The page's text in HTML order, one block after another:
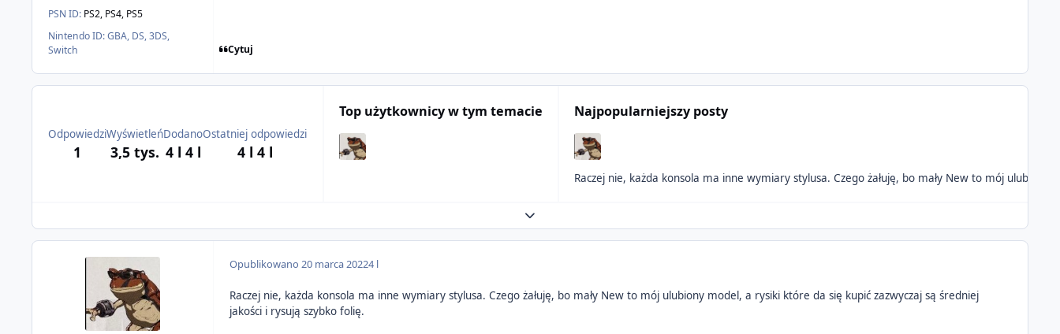
PSN ID: PS2, PS4, PS5
Nintendo ID:GBA, DS, 3DS,
Switch
Cytuj
Odpowiedzi
1
Wyświetleń
3,5 tys.
Dodano
4 l 4 l
Ostatniej odpowiedzi
4 l 4 l
Top użytkownicy w tym temacie Najpopularniejszy posty
Raczej nie, każda konsola ma inne wymiary stylusa. Czego żałuję, bo mały New to mój
Expand topic overview
Opublikowano20 marca 20224 l
Raczej nie, każda konsola ma inne wymiary stylusa. Czego żałuję, bo mały New to mój ulubiony model, a rysiki które da się kupić zazwyczaj są średniej
jakości i rysują szybko folię.